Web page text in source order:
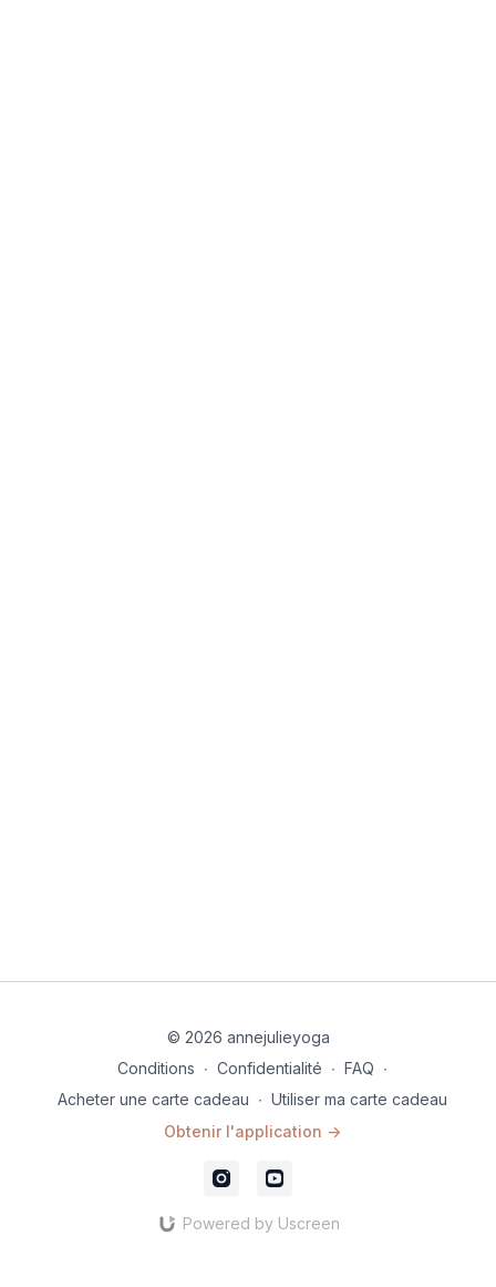
© 2026 annejulieyoga
Conditions ∙ Confidentialité ∙ FAQ ∙
Acheter une carte cadeau ∙ Utiliser ma carte cadeau
Obtenir l'application ->
Powered by Uscreen